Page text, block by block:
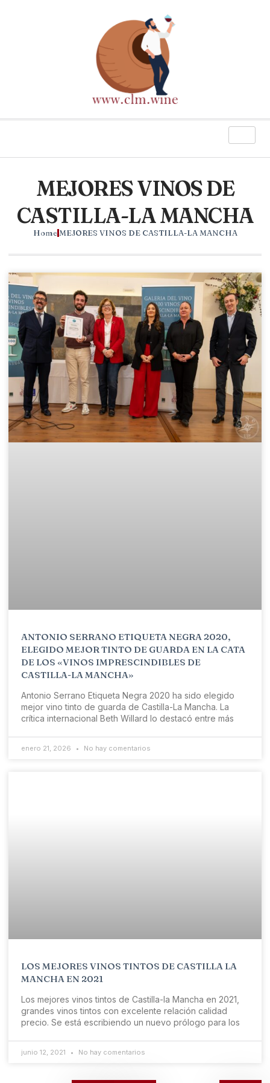
MEJORES VINOS DE
CASTILLA-LA MANCHA
Home MEJORES VINOS DE CASTILLA-LA MANCHA
ANTONIO SERRANO ETIQUETA NEGRA 2020,
ELEGIDO MEJOR TINTO DE GUARDA EN LA CATA
DE LOS «VINOS IMPRESCINDIBLES DE
CASTILLA-LA MANCHA»
Antonio Serrano Etiqueta Negra 2020 ha sido elegido
mejor vino tinto de guarda de Castilla-La Mancha. La
crítica internacional Beth Willard lo destacó entre más
enero 21, 2026 No hay comentarios
LOS MEJORES VINOS TINTOS DE CASTILLA LA
MANCHA EN 2021
Los mejores vinos tintos de Castilla-la Mancha en 2021,
grandes vinos tintos con excelente relación calidad
precio. Se está escribiendo un nuevo prólogo para los
junio 12, 2021 No hay comentarios